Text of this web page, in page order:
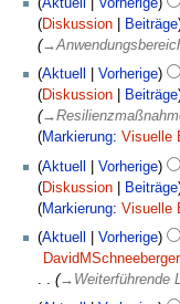
g
e
n
f
a
s
s
u
g
a
m
e
n
f
a
s
s
u
g
Aktuell
Vorherige
Diskussion
Beiträge
→
Aktuell
Vorherige
Diskussion
Beiträge
→
Markierung: Visuelle
Aktuell Vorherige
Diskussion
Beiträge
Markierung: Visuelle
Aktuell Vorherige
DavidMSchneeberger
→ Weiterführende